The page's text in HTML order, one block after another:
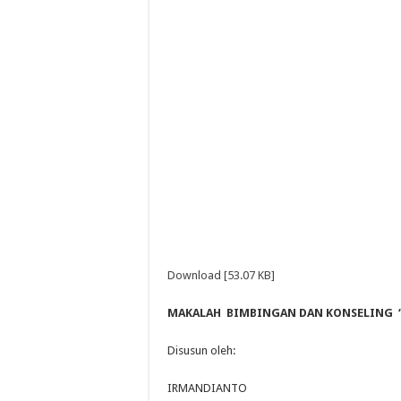
Download [53.07 KB]
MAKALAH BIMBINGAN DAN
Disusun oleh:
IRMANDIANTO